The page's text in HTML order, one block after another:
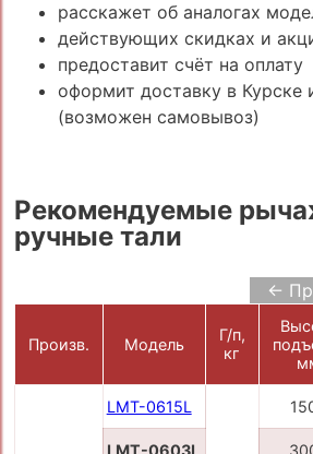
расскажет об аналогах
действующих скидках и
предоставит счёт на оплату
оформит доставку в Курске
(возможен самовывоз)
Рекомендуемые
ручные тали
←
Произв. Модель
Г/п,
кг
LMT-0615L
LMT-0603L